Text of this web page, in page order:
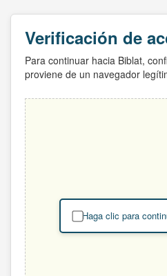
Verificación de
Para continuar hacia Biblat,
proviene de un navegador
Haga clic para